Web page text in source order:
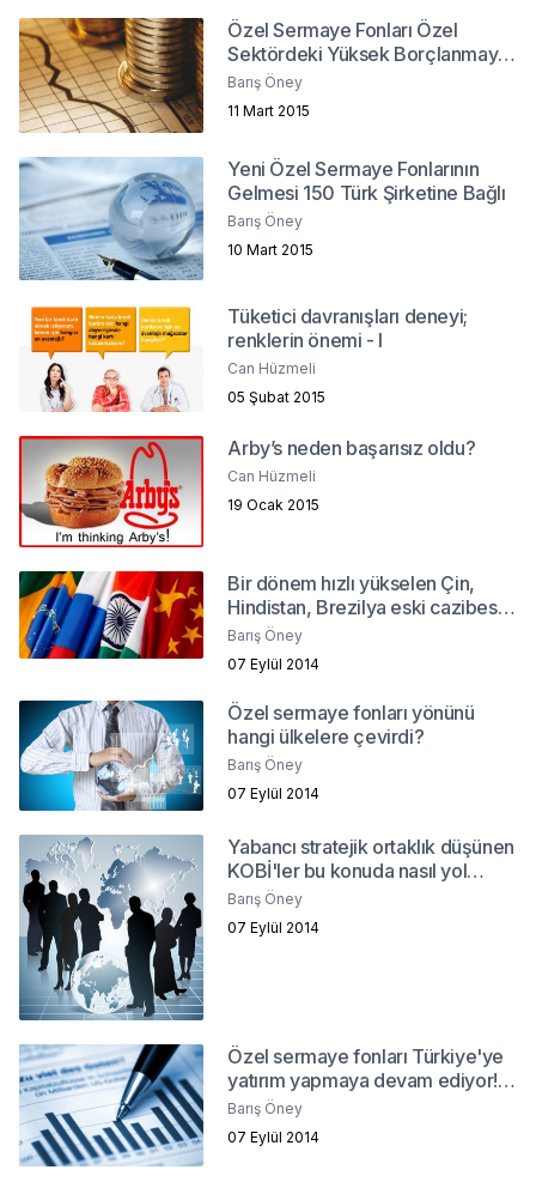
Özel Sermaye Fonları Özel
Sektördeki Yüksek Borçlanmaya
Çözüm Olabilir Mi?
Barış Öney
11 Mart 2015
Yeni Özel Sermaye Fonlarının
Gelmesi 150 Türk Şirketine Bağlı
Barış Öney
10 Mart 2015
Tüketici davranışları deneyi;
renklerin önemi - I
Can Hüzmeli
05 Şubat 2015
Arby’s neden başarısız oldu?
Can Hüzmeli
19 Ocak 2015
Bir dönem hızlı yükselen Çin,
Hindistan, Brezilya eski cazibesini
yitiriyor mu?
Barış Öney
07 Eylül 2014
Özel sermaye fonları yönünü
hangi ülkelere çevirdi?
Barış Öney
07 Eylül 2014
Yabancı stratejik ortaklık düşünen
KOBİ'ler bu konuda nasıl yol
alabilirler?
Barış Öney
07 Eylül 2014
Özel sermaye fonları Türkiye'ye
yatırım yapmaya devam ediyor!
Neden?
Barış Öney
07 Eylül 2014